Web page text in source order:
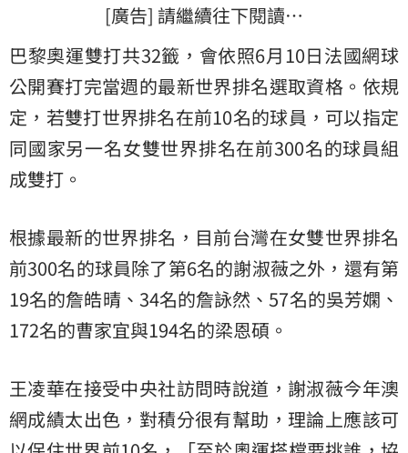
[廣告] 請繼續往下閱讀…
巴黎奧運雙打共32籤，會依照6月10日法國網球
公開賽打完當週的最新世界排名選取資格。依規
定，若雙打世界排名在前10名的球員，可以指定
同國家另一名女雙世界排名在前300名的球員組
成雙打。
根據最新的世界排名，目前台灣在女雙世界排名
前300名的球員除了第6名的謝淑薇之外，還有第
19名的詹皓晴、34名的詹詠然、57名的吳芳嫻、
172名的曹家宜與194名的梁恩碩。
王凌華在接受中央社訪問時說道，謝淑薇今年澳
網成績太出色，對積分很有幫助，理論上應該可